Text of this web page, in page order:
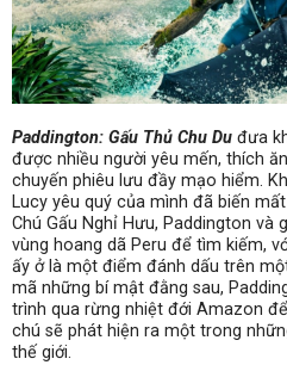
Paddington: Gấu Thủ Chu Du đưa
được nhiều người yêu mến, thích
chuyến phiêu lưu đầy mạo hiểm.
Lucy yêu quý của mình đã biến
Chú Gấu Nghỉ Hưu, Paddington và
vùng hoang dã Peru để tìm kiếm,
ấy ở là một điểm đánh dấu trên
mã những bí mật đằng sau,
trình qua rừng nhiệt đới Amazon
chú sẽ phát hiện ra một trong
thế giới.